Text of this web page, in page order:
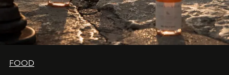
FOOD